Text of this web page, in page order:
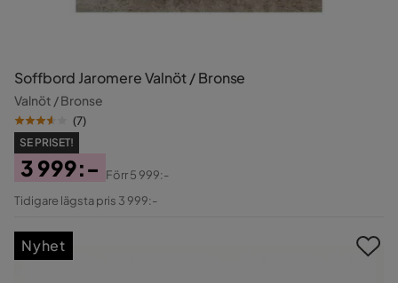
Soffbord Jaromere Valnöt / Bronse
Valnöt / Bronse
(7)
SE PRISET!
Pris
3 999:-
Original
Förr5 999:-
Tidigare lägsta pris 3 999:-
Nyhet